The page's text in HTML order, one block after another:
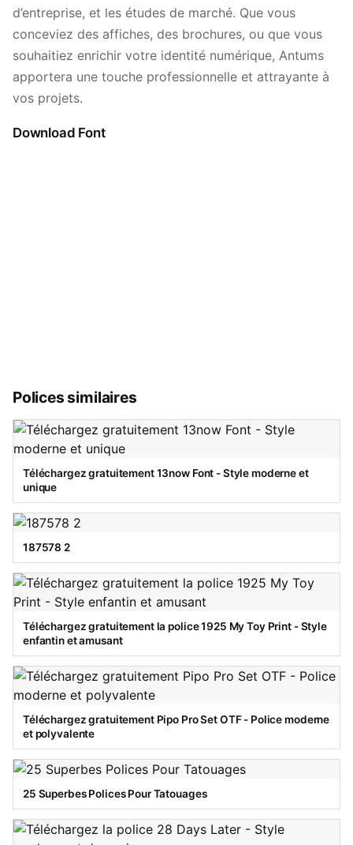
d’entreprise, et les études de marché. Que vous
conceviez des affiches, des brochures, ou que vous
souhaitiez enrichir votre identité numérique, Antums
apportera une touche professionnelle et attrayante à
vos projets.
Download Font
Polices similaires
Téléchargez gratuitement 13now Font - Style moderne et
unique
187578 2
Téléchargez gratuitement la police 1925 My Toy Print - Style
enfantin et amusant
Téléchargez gratuitement Pipo Pro Set OTF - Police moderne
et polyvalente
25 Superbes Polices Pour Tatouages